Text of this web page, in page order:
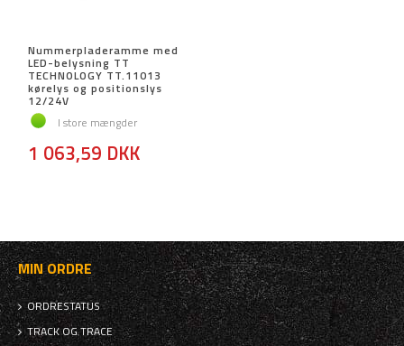
Nummerpladeramme med
LED-belysning TT
TECHNOLOGY TT.11013
kørelys og positionslys
12/24V
I store mængder
1 063,59 DKK
MIN ORDRE
ORDRESTATUS
TRACK OG TRACE